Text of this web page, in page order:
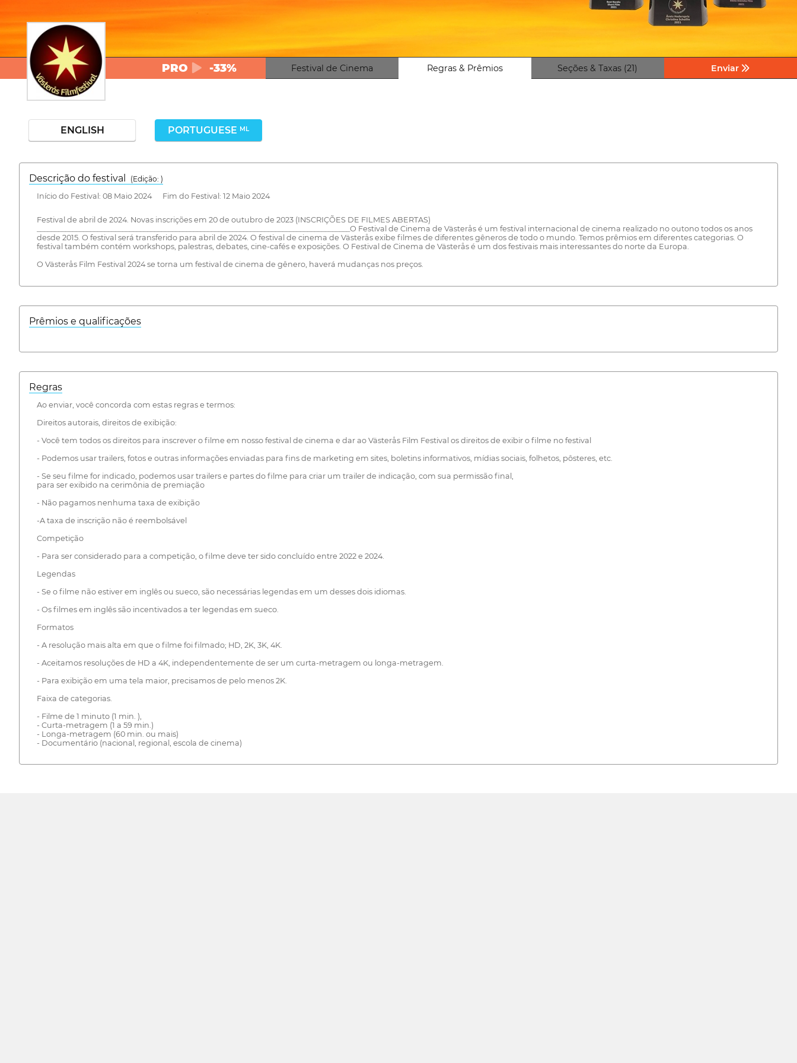
PRO -33% Festival de Cinema Regras & Prêmios Seções & Taxas (21) Enviar
ENGLISH PORTUGUESE ML
Descrição do festival
(Edição: )
Início do Festival: 08 Maio 2024 Fim do Festival: 12 Maio 2024
Festival de abril de 2024. Novas inscrições em 20 de outubro de 2023 (INSCRIÇÕES DE FILMES ABERTAS)
________________________________________________________________________________________O Festival de Cinema de Västerås é um festival internacional de cinema realizado no outono todos os anos
desde 2015. O festival será transferido para abril de 2024. O festival de cinema de Västerås exibe filmes de diferentes gêneros de todo o mundo. Temos prêmios em diferentes categorias. O
festival também contém workshops, palestras, debates, cine-cafés e exposições. O Festival de Cinema de Västerås é um dos festivais mais interessantes do norte da Europa.
O Västerås Film Festival 2024 se torna um festival de cinema de gênero, haverá mudanças nos preços.
Prêmios e qualificações
Regras
Ao enviar, você concorda com estas regras e termos:
Direitos autorais, direitos de exibição:
- Você tem todos os direitos para inscrever o filme em nosso festival de cinema e dar ao Västerås Film Festival os direitos de exibir o filme no festival
- Podemos usar trailers, fotos e outras informações enviadas para fins de marketing em sites, boletins informativos, mídias sociais, folhetos, pôsteres, etc.
- Se seu filme for indicado, podemos usar trailers e partes do filme para criar um trailer de indicação, com sua permissão final,
para ser exibido na cerimônia de premiação
- Não pagamos nenhuma taxa de exibição
-A taxa de inscrição não é reembolsável
Competição
- Para ser considerado para a competição, o filme deve ter sido concluído entre 2022 e 2024.
Legendas
- Se o filme não estiver em inglês ou sueco, são necessárias legendas em um desses dois idiomas.
- Os filmes em inglês são incentivados a ter legendas em sueco.
Formatos
- A resolução mais alta em que o filme foi filmado; HD, 2K, 3K, 4K.
- Aceitamos resoluções de HD a 4K, independentemente de ser um curta-metragem ou longa-metragem.
- Para exibição em uma tela maior, precisamos de pelo menos 2K.
Faixa de categorias.
- Filme de 1 minuto (1 min. ),
- Curta-metragem (1 a 59 min.)
- Longa-metragem (60 min. ou mais)
- Documentário (nacional, regional, escola de cinema)